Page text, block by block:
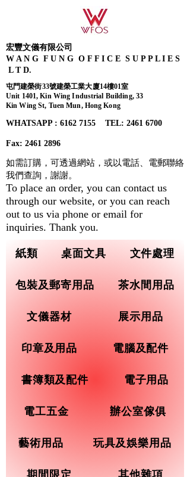
宏豐文儀有限公司
W A N G F U N G O F F I C E S U P P L I E S
L T D.
屯門建榮街33號建榮工業大廈14樓01室
Unit 1401, Kin Wing Industrial Building, 33
Kin Wing St, Tuen Mun, Hong Kong
WHATSAPP : 6162 7155​ TEL: 2461 6700
Fax: 2461 2896
紙類 桌面文具 文件處理
包裝及郵寄用品 茶水間用品
文儀器材 展示用品
印章及用品 電腦及配件
書簿類及配件 電子用品
電工五金 辦公室傢俱
藝術用品 玩具及娛樂用品
期間限定 其他雜項
如需訂購，可透過網站，或以電話、電郵聯絡
我們查詢， 謝謝。
To place an order, you can contact us
through our website, or you can reach
out to us via phone or email for
inquiries. Thank you.